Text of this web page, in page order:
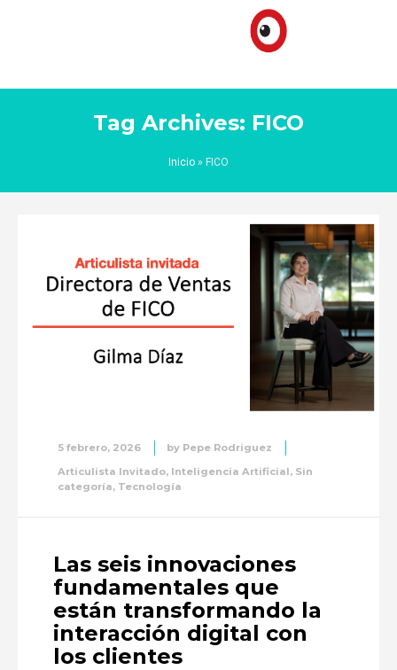
Tag Archives: FICO
Inicio » FICO
5 febrero, 2026 by Pepe Rodriguez
Articulista Invitado, Inteligencia Artificial, Sin
categoría, Tecnología
Las seis innovaciones
fundamentales que
están transformando la
interacción digital con
los clientes